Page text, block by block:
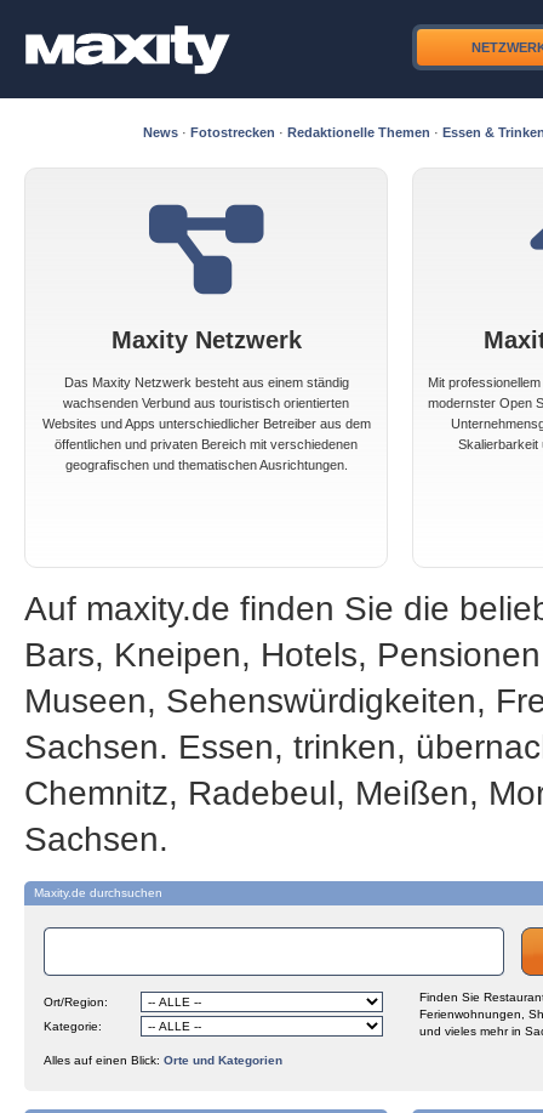
News · Fotostrecken · Redaktionelle Themen · Essen &
Maxity Netzwerk
Das Maxity Netzwerk besteht aus einem ständig
wachsenden Verbund aus touristisch orientierten
Websites und Apps unterschiedlicher Betreiber aus dem
öffentlichen und privaten Bereich mit verschiedenen
geografischen und thematischen Ausrichtungen.
Mit
modernster Open
Skalierbarkeit
Auf maxity.de finden Sie die
Bars, Kneipen, Hotels,
Museen, Sehenswürdigkeiten,
Sachsen. Essen, trinken,
Chemnitz, Radebeul, Meißen,
Sachsen.
Maxity.de durchsuchen
Ort/Region:
Kategorie:
Finden Sie
Ferienwohnungen,
und vieles mehr in
Alles auf einen Blick: Orte und Kategorien